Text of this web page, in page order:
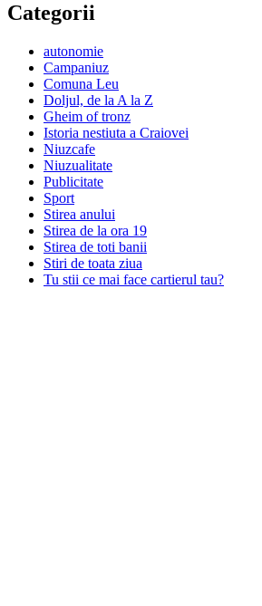
Categorii
autonomie
Campaniuz
Comuna Leu
Doljul, de la A la Z
Gheim of tronz
Istoria nestiuta a Craiovei
Niuzcafe
Niuzualitate
Publicitate
Sport
Stirea anului
Stirea de la ora 19
Stirea de toti banii
Stiri de toata ziua
Tu stii ce mai face cartierul tau?